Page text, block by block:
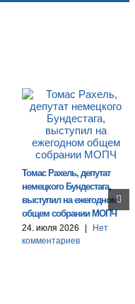
Томас Рахель, депутат
немецкого Бундестага,
выступил на ежегодном
общем собрании МОПЧ
24. июля 2026
Нет
комментариев